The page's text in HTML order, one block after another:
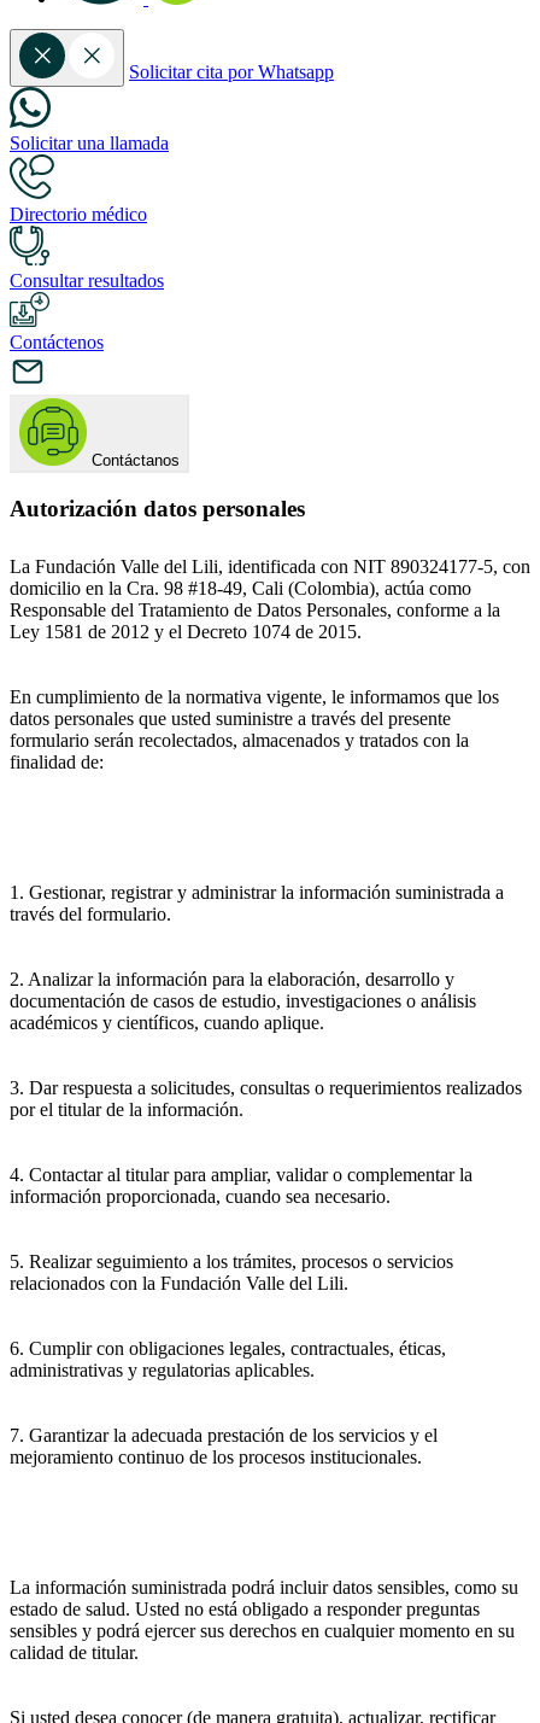
Solicitar cita por Whatsapp
Solicitar una llamada
Directorio médico
Consultar resultados
Contáctenos
Contáctanos
Autorización datos personales
La Fundación Valle del Lili, identificada con NIT 890324177-5, con
domicilio en la Cra. 98 #18-49, Cali (Colombia), actúa como
Responsable del Tratamiento de Datos Personales, conforme a la
Ley 1581 de 2012 y el Decreto 1074 de 2015.
En cumplimiento de la normativa vigente, le informamos que los
datos personales que usted suministre a través del presente
formulario serán recolectados, almacenados y tratados con la
finalidad de:
1. Gestionar, registrar y administrar la información suministrada a
través del formulario.
2. Analizar la información para la elaboración, desarrollo y
documentación de casos de estudio, investigaciones o análisis
académicos y científicos, cuando aplique.
3. Dar respuesta a solicitudes, consultas o requerimientos realizados
por el titular de la información.
4. Contactar al titular para ampliar, validar o complementar la
información proporcionada, cuando sea necesario.
5. Realizar seguimiento a los trámites, procesos o servicios
relacionados con la Fundación Valle del Lili.
6. Cumplir con obligaciones legales, contractuales, éticas,
administrativas y regulatorias aplicables.
7. Garantizar la adecuada prestación de los servicios y el
mejoramiento continuo de los procesos institucionales.
La información suministrada podrá incluir datos sensibles, como su
estado de salud. Usted no está obligado a responder preguntas
sensibles y podrá ejercer sus derechos en cualquier momento en su
calidad de titular.
Si usted desea conocer (de manera gratuita), actualizar, rectificar